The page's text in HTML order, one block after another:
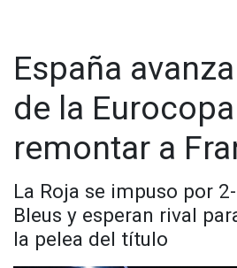
España
de la
remontar a
La Roja se impuso por
Bleus y esperan rival
la pelea del título